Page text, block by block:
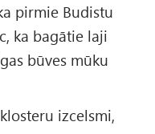
pirmie Budistu
ka bagātie laji
būves mūku
izcelsmi,